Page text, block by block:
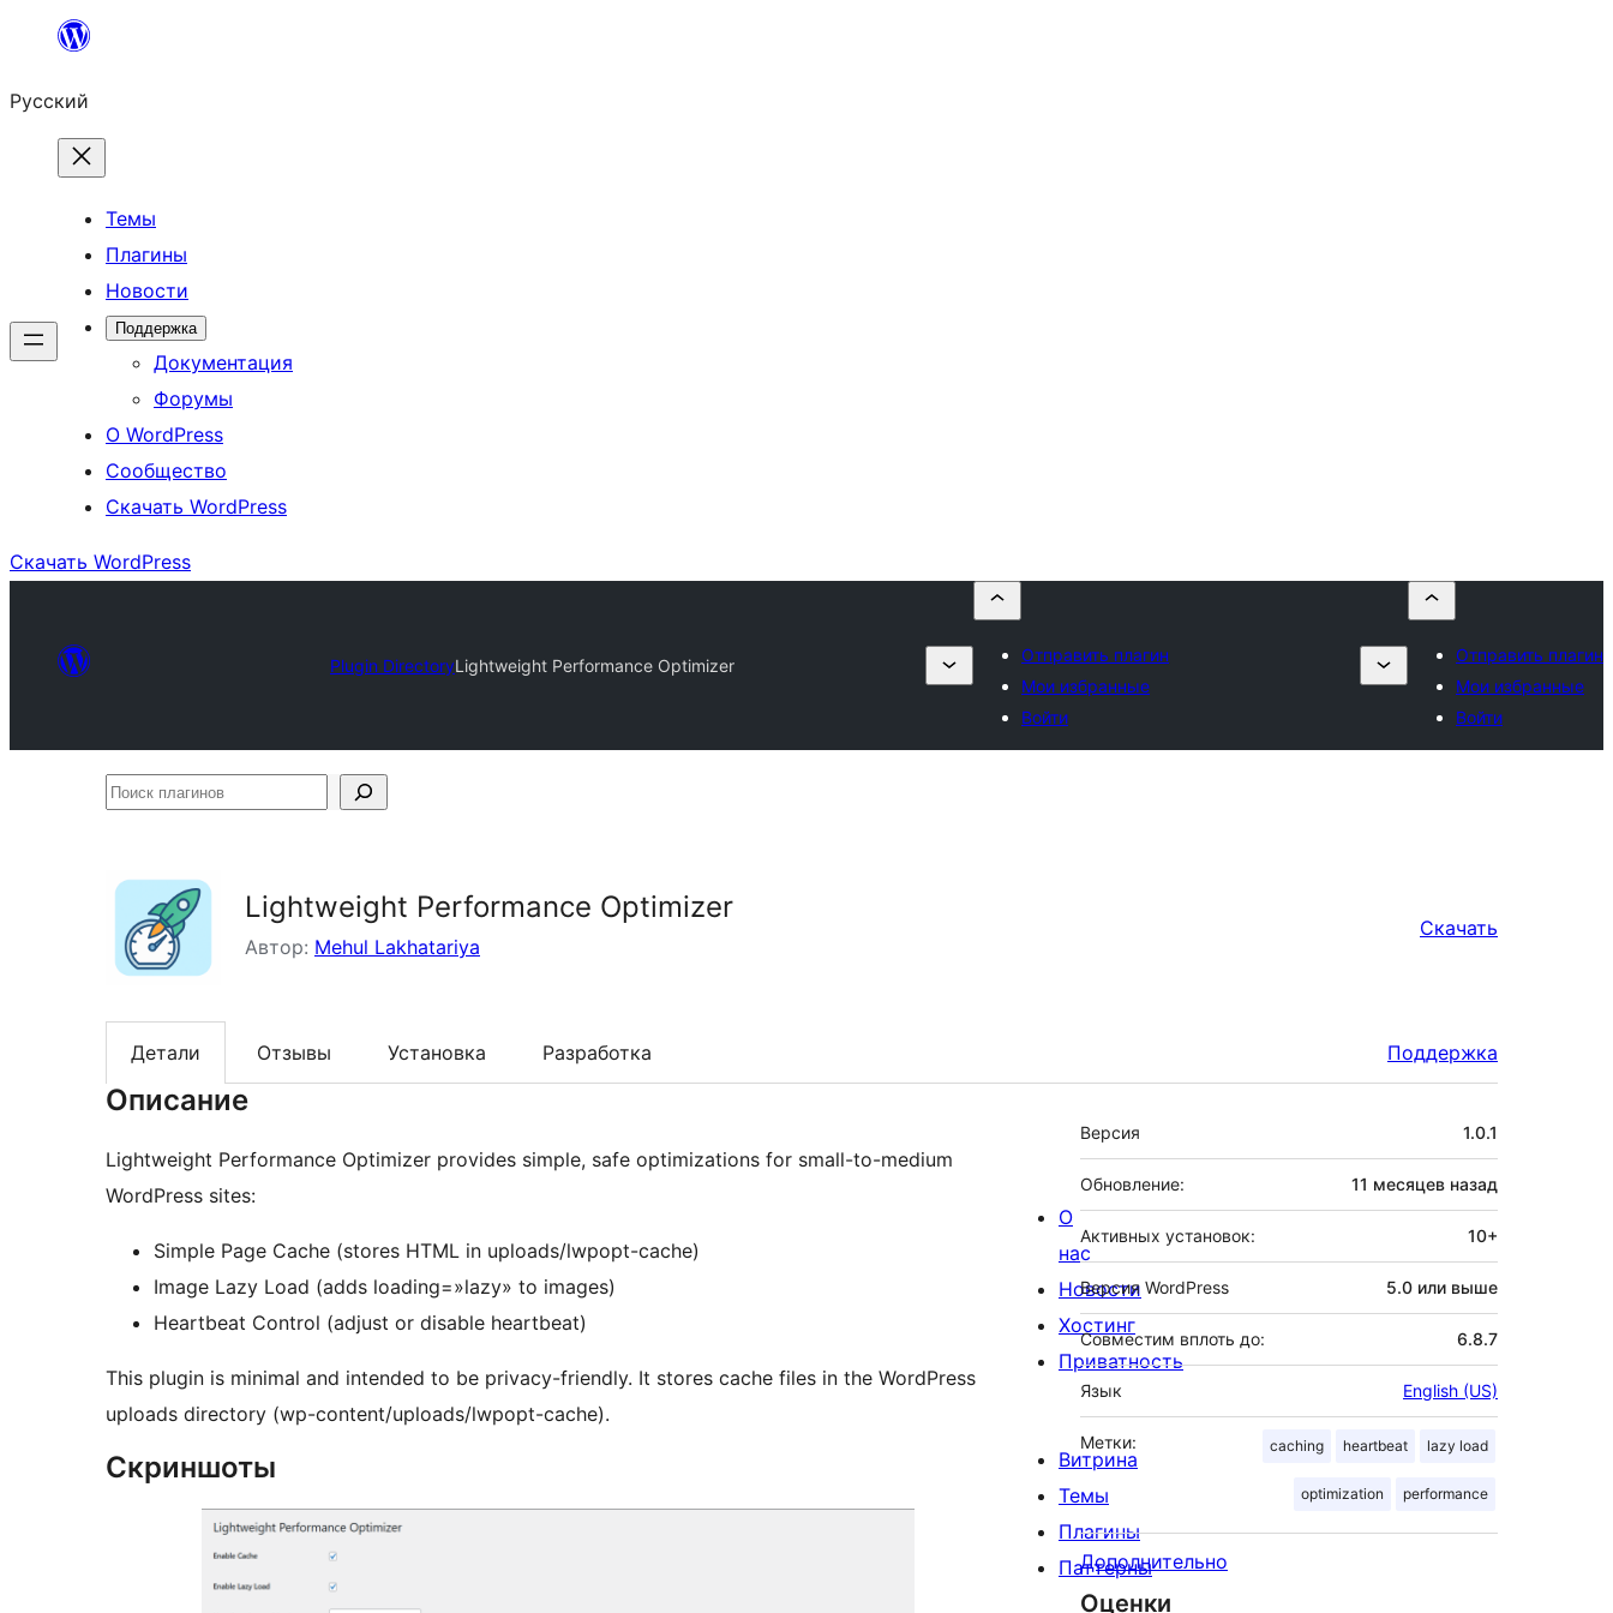
Перейти
содержимому
Русский
Темы
Плагины
Новости
Поддержка
Документация
Форумы
О WordPress
Сообщество
Скачать WordPress
Скачать WordPress
Plugin DirectoryLightweight Performance Optimizer
Отправить плагин
Мои избранные
Войти
Отправить плагин
Мои избранные
Войти
Поиск
Lightweight Performance Optimizer
Автор: Mehul Lakhatariya
Скачать
Детали Отзывы Установка Разработка Поддержка
Описание
Lightweight Performance Optimizer provides simple, safe optimizations for small-to-medium
WordPress sites:
Simple Page Cache (stores HTML in uploads/lwpopt-cache)
Image Lazy Load (adds loading=»lazy» to images)
Heartbeat Control (adjust or disable heartbeat)
This plugin is minimal and intended to be privacy-friendly. It stores cache files in the WordPress
uploads directory (wp-content/uploads/lwpopt-cache).
Скриншоты
Мета
Версия 1.0.1
Обновление: 11 месяцев назад
Активных установок: 10+
Версия WordPress 5.0 или выше
Совместим вплоть до: 6.8.7
Язык English (US)
Метки: caching heartbeat lazy load
optimization performance
Дополнительно
Оценки
О
нас
Новости
Хостинг
Приватность
Витрина
Темы
Плагины
Паттерны